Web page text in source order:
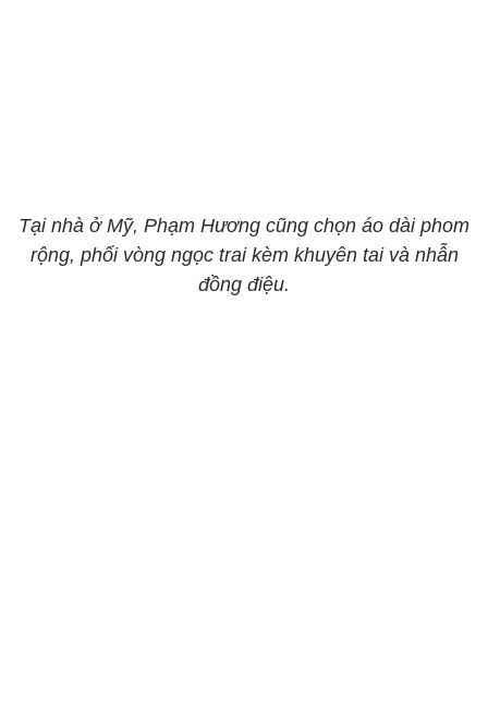
Tại nhà ở Mỹ, Phạm Hương cũng chọn áo dài phom
rộng, phối vòng ngọc trai kèm khuyên tai và nhẫn
đồng điệu.